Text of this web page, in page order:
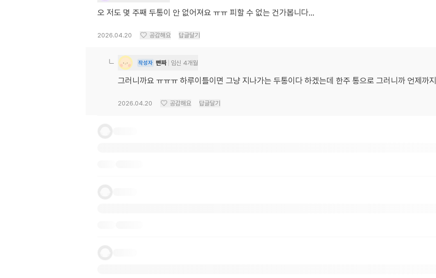
오 저도 몇 주째 두통이 안 없어져요 ㅠㅠ 피할 수 없는 건가봅니다...
2026.04.20 공감해요 답글달기
작성자 빤짜 임신 4개월
그러니까요 ㅠㅠㅠ 하루이틀이면 그냥 지나가는 두통이다 하겠는데 한주 통으로 그러니까 언제
2026.04.20 공감해요 답글달기